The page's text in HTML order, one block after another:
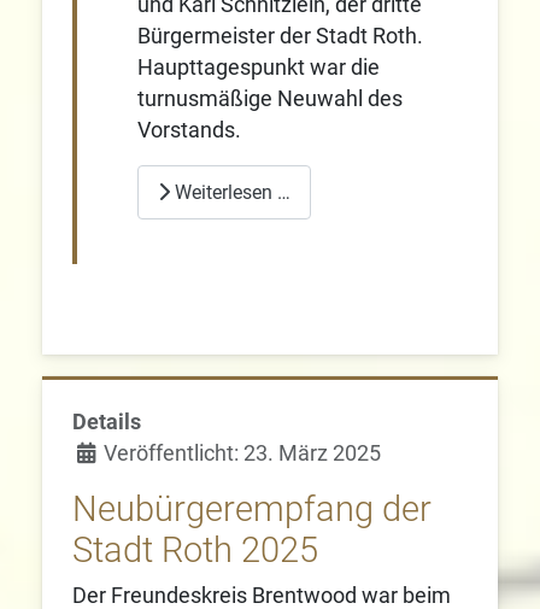
Bürgermeister der Stadt Roth.
Haupttagespunkt war die
turnusmäßige Neuwahl des
Vorstands.
Weiterlesen …
Details
Veröffentlicht: 23. März 2025
Neubürgerempfang der
Stadt Roth 2025
Der Freundeskreis Brentwood war beim